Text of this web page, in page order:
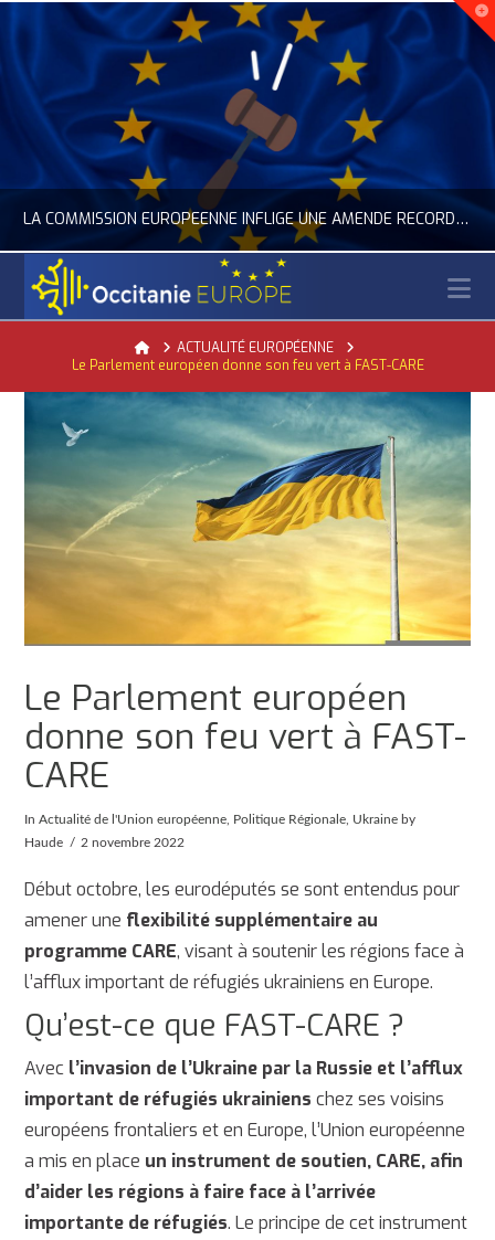
LA COMMISSION EUROPÉENNE INFLIGE UNE AMENDE RECORD À GOOGLE
ACTUALITÉ DE L'UNION EUROPÉENNE, ACTUALITÉ DE LA REPRÉSENTATION D’OCCITANIE EUROPE, NUMÉRIQUE- DIGITAL
JUILLET 24, 2026
HomeACTUALITÉ EUROPÉENNE
Le Parlement européen donne son feu vert à FAST-CARE
Le Parlement européen
donne son feu vert à FAST-
CARE
InActualité de l'Union européenne Politique Régionale Ukraine by
Haude
2 novembre 2022
Début octobre, les eurodéputés se sont entendus pour
amener une flexibilité supplémentaire au
programme CARE, visant à soutenir les régions face à
l’afflux important de réfugiés ukrainiens en Europe.
Qu’est-ce que FAST-CARE ?
Avec l’invasion de l’Ukraine par la Russie et l’afflux
important de réfugiés ukrainiens chez ses voisins
européens frontaliers et en Europe, l’Union européenne
a mis en place un instrument de soutien, CARE, afin
d’aider les régions à faire face à l’arrivée
importante de réfugiés. Le principe de cet instrument